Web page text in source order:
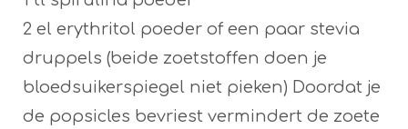
2 el erythritol poeder of een paar stevia
druppels (beide zoetstoffen doen je
bloedsuikerspiegel niet pieken) Doordat je
de popsicles bevriest vermindert de zoete